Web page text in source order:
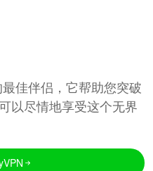
佳伴侣，它帮助您突破
以尽情地享受这个无界